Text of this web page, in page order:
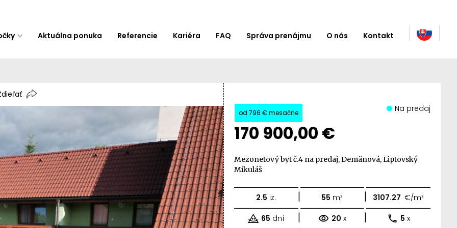
Aktuálna ponuka Referencie Kariéra FAQ Správa prenájmu O nás Kontakt
od 796 € mesačne
170 900,00 €
Na predaj
Mezonetový byt č.4 na predaj, Demänová, Liptovský
Mikuláš
2.5 iz. | 55 m² | 3107.27 €/m²
65 dní | 20 x | 5 x